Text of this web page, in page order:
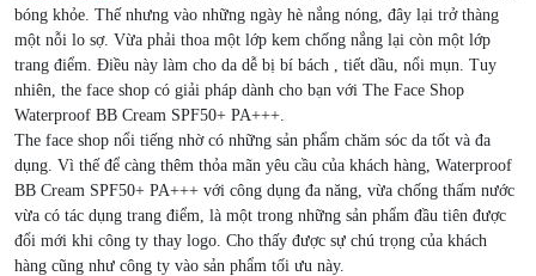
bóng khỏe. Thế nhưng vào những ngày hè nắng nóng, đây lại trở thàng
một nỗi lo sợ. Vừa phải thoa một lớp kem chống nắng lại còn một lớp
trang điểm. Điều này làm cho da dễ bị bí bách , tiết dầu, nổi mụn. Tuy
nhiên, the face shop có giải pháp dành cho bạn với The Face Shop
Waterproof BB Cream SPF50+ PA+++.
The face shop nổi tiếng nhờ có những sản phẩm chăm sóc da tốt và đa
dụng. Vì thế để càng thêm thỏa mãn yêu cầu của khách hàng, Waterproof
BB Cream SPF50+ PA+++ với công dụng đa năng, vừa chống thấm nước
vừa có tác dụng trang điểm, là một trong những sản phẩm đầu tiên được
đổi mới khi công ty thay logo. Cho thấy được sự chú trọng của khách
hàng cũng như công ty vào sản phẩm tối ưu này.